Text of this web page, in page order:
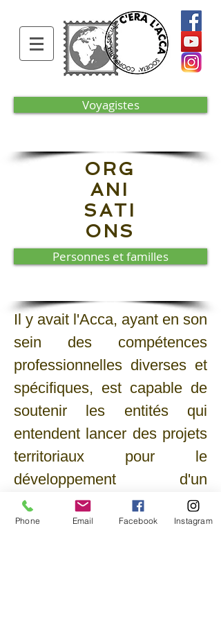
Voyagistes
ORG
ANI
SATI
ONS
Personnes et familles
Il y avait l'Acca, ayant en son
sein des compétences
professionnelles diverses et
spécifiques, est capable de
soutenir les entités qui
entendent lancer des projets
territoriaux pour le
développement d'un
tourisme accessible, comme
en témoignent les différentes
Phone Email Facebook Instagram